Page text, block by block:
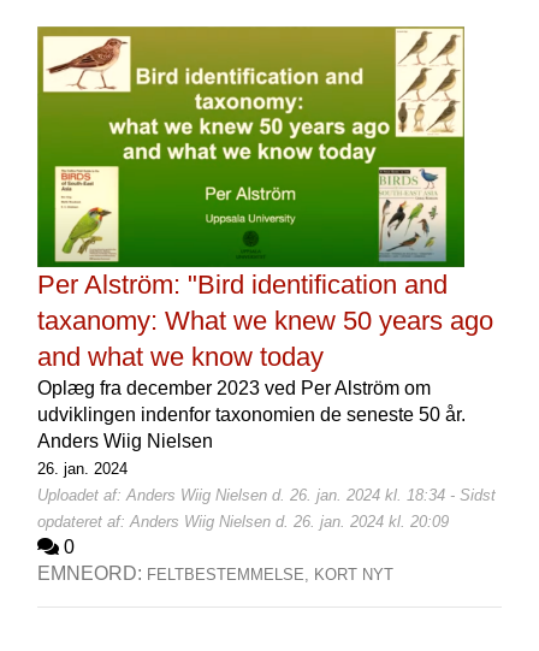
Per Alström: "Bird identification and
taxanomy: What we knew 50 years ago
and what we know today
Oplæg fra december 2023 ved Per Alström om
udviklingen indenfor taxonomien de seneste 50 år.
Anders Wiig Nielsen
26. jan. 2024
Uploadet af: Anders Wiig Nielsen d. 26. jan. 2024 kl. 18:34 - Sidst
opdateret af: Anders Wiig Nielsen d. 26. jan. 2024 kl. 20:09
0
EMNEORD: FELTBESTEMMELSE, KORT NYT